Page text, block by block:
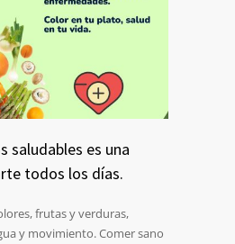
saludables es una
todos los días.
frutas y verduras,
y movimiento. Comer sano